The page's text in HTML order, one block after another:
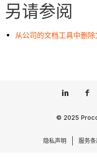
另请参阅
从公司的文档工具中删
© 2025
隐私声明 服务